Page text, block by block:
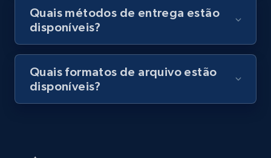
rating object, Product rating max, Rating,
Author name, Asin, and more.
Quais métodos de entrega estão
disponíveis?
Quais formatos de arquivo estão
disponíveis?